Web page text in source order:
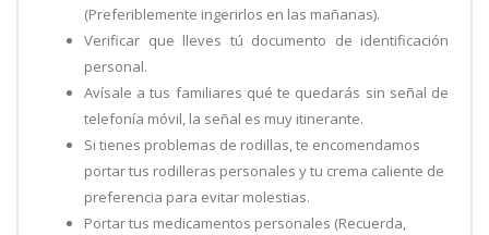
(Preferiblemente ingerirlos en las mañanas).
Verificar que lleves tú documento de identificación
personal.
Avísale a tus familiares qué te quedarás sin señal de
telefonía móvil, la señal es muy itinerante.
Si tienes problemas de rodillas, te encomendamos
portar tus rodilleras personales y tu crema caliente de
preferencia para evitar molestias.
Portar tus medicamentos personales (Recuerda,